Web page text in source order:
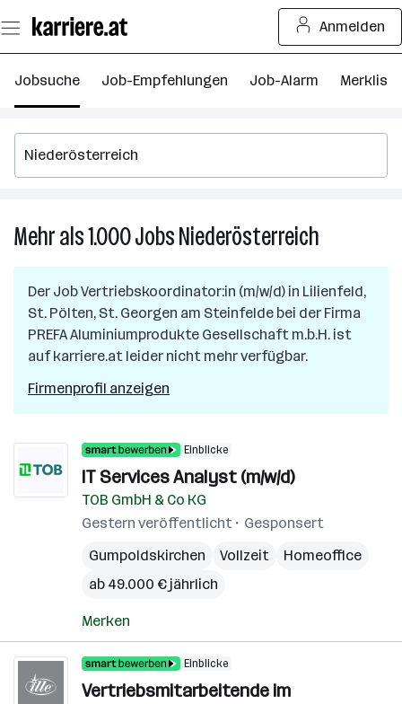
Seiteninhalt
springen
Anmelden
Jobsuche Job-Empfehlungen Job-Alarm Merkliste
Mehr als 1.000JobsNiederösterreich
Jobs
in
Der JobVertriebskoordinator:in (m/w/d) in Lilienfeld,
St. Pölten, St. Georgen am Steinfelde bei der Firma
PREFA Aluminiumprodukte Gesellschaft m.b.H. ist
auf karriere.at leider nicht mehr verfügbar.
Firmenprofil anzeigen
Einblicke
IT Services Analyst (m/w/d)
TOB GmbH & Co KG
Gestern veröffentlicht
Gesponsert
Gumpoldskirchen
Vollzeit
Homeoffice
ab 49.000 € jährlich
Merken
Einblicke
Vertriebsmitarbeitende im